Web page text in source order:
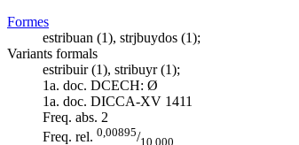
Formes
estribuan (1), strjbuydos (1);
Variants formals
estribuir (1), stribuyr (1);
1a. doc. DCECH: Ø
1a. doc. DICCA-XV 1411
Freq. abs. 2
Freq. rel. 0,00895/10.000